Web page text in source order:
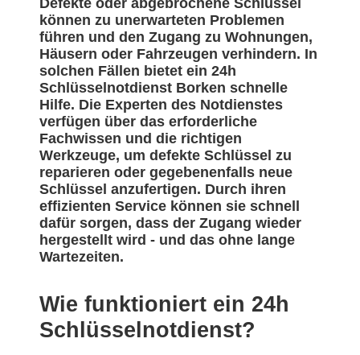
Defekte oder abgebrochene Schlüssel
können zu unerwarteten Problemen
führen und den Zugang zu Wohnungen,
Häusern oder Fahrzeugen verhindern. In
solchen Fällen bietet ein 24h
Schlüsselnotdienst Borken schnelle
Hilfe. Die Experten des Notdienstes
verfügen über das erforderliche
Fachwissen und die richtigen
Werkzeuge, um defekte Schlüssel zu
reparieren oder gegebenenfalls neue
Schlüssel anzufertigen. Durch ihren
effizienten Service können sie schnell
dafür sorgen, dass der Zugang wieder
hergestellt wird - und das ohne lange
Wartezeiten.
Wie funktioniert ein 24h
Schlüsselnotdienst?